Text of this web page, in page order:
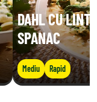
DAHL CU
SPANAC
Mediu Rapid